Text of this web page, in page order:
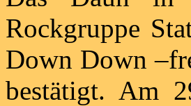
Rockgruppe
Down Down
bestätigt. Am